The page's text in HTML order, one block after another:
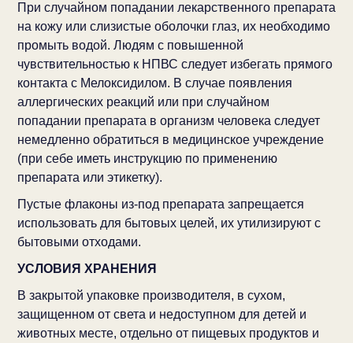
При случайном попадании лекарственного препарата
на кожу или слизистые оболочки глаз, их необходимо
промыть водой. Людям с повышенной
чувствительностью к НПВС следует избегать прямого
контакта с Мелоксидилом. В случае появления
аллергических реакций или при случайном
попадании препарата в организм человека следует
немедленно обратиться в медицинское учреждение
(при себе иметь инструкцию по применению
препарата или этикетку).
Пустые флаконы из-под препарата запрещается
использовать для бытовых целей, их утилизируют с
бытовыми отходами.
УСЛОВИЯ ХРАНЕНИЯ
В закрытой упаковке производителя, в сухом,
защищенном от света и недоступном для детей и
животных месте, отдельно от пищевых продуктов и